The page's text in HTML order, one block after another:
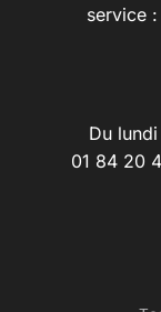
service
Du
01 84 20